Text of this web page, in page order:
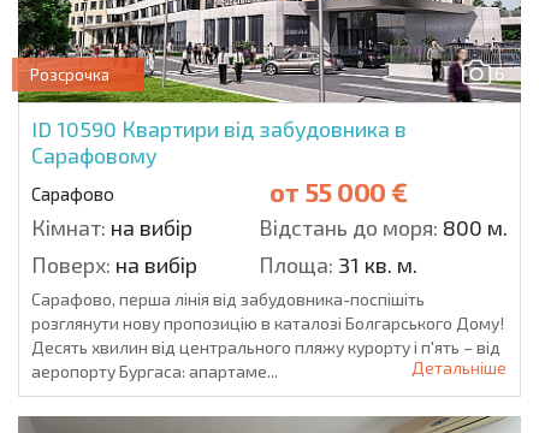
6
Розсрочка
ID 10590 Квартири від забудовника в
Сарафовому
Сарафово от 55 000 €
Кімнат: на вибір Відстань до моря: 800 м.
Поверх: на вибір Площа: 31 кв. м.
Сарафово, перша лінія від забудовника-поспішіть
розглянути нову пропозицію в каталозі Болгарського Дому!
Десять хвилин від центрального пляжу курорту і п'ять – від
аеропорту Бургаса: апартаме...
Детальніше